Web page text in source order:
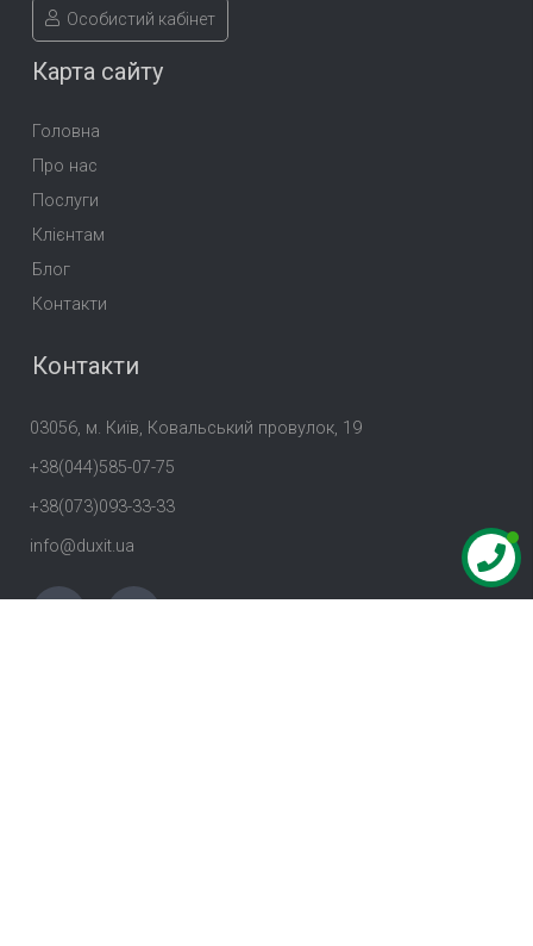
Особистий кабінет
Карта сайту
Головна
Про нас
Послуги
Клієнтам
Блог
Контакти
Контакти
03056, м. Київ, Ковальський провулок, 19
+38(044)585-07-75
+38(073)093-33-33
info@duxit.ua